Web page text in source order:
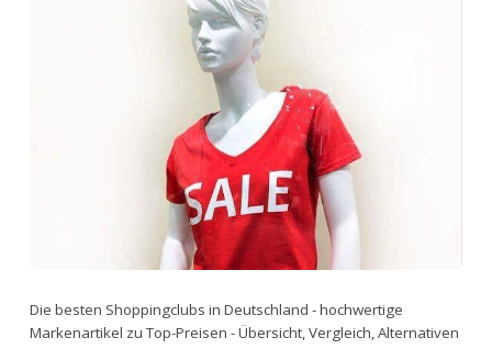
Die besten Shoppingclubs in Deutschland - hochwertige
Markenartikel zu Top-Preisen - Übersicht, Vergleich, Alternativen